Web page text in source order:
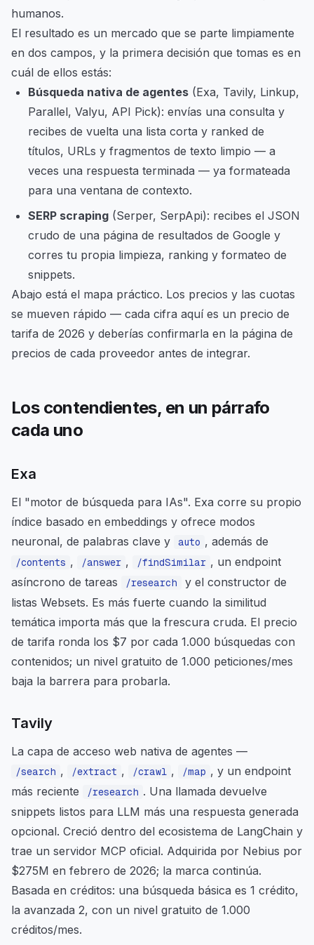
humanos.
El resultado es un mercado que se parte limpiamente
en dos campos, y la primera decisión que tomas es en
cuál de ellos estás:
Búsqueda nativa de agentes (Exa, Tavily, Linkup,
Parallel, Valyu, API Pick): envías una consulta y
recibes de vuelta una lista corta y ranked de
títulos, URLs y fragmentos de texto limpio — a
veces una respuesta terminada — ya formateada
para una ventana de contexto.
SERP scraping (Serper, SerpApi): recibes el JSON
crudo de una página de resultados de Google y
corres tu propia limpieza, ranking y formateo de
snippets.
Abajo está el mapa práctico. Los precios y las cuotas
se mueven rápido — cada cifra aquí es un precio de
tarifa de 2026 y deberías confirmarla en la página de
precios de cada proveedor antes de integrar.
Los contendientes, en un párrafo
cada uno
Exa
El "motor de búsqueda para IAs". Exa corre su propio
índice basado en embeddings y ofrece modos
neuronal, de palabras clave y
auto , además de
/contents , /answer , /findSimilar , un endpoint
asíncrono de tareas
/research
y el constructor de
listas Websets. Es más fuerte cuando la similitud
temática importa más que la frescura cruda. El precio
de tarifa ronda los $7 por cada 1.000 búsquedas con
contenidos; un nivel gratuito de 1.000 peticiones/mes
baja la barrera para probarla.
Tavily
La capa de acceso web nativa de agentes —
/search , /extract , /crawl , /map , y un endpoint
más reciente
/research . Una llamada devuelve
snippets listos para LLM más una respuesta generada
opcional. Creció dentro del ecosistema de LangChain y
trae un servidor MCP oficial. Adquirida por Nebius por
$275M en febrero de 2026; la marca continúa.
Basada en créditos: una búsqueda básica es 1 crédito,
la avanzada 2, con un nivel gratuito de 1.000
créditos/mes.